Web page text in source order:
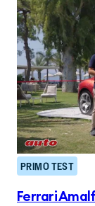
PRIMO TEST
Ferrari